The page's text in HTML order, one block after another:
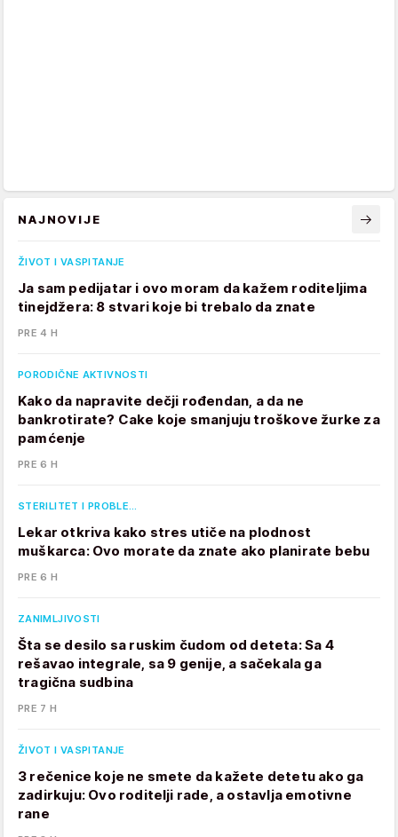
NAJNOVIJE
ŽIVOT I VASPITANJE
Ja sam pedijatar i ovo moram da kažem roditeljima
tinejdžera: 8 stvari koje bi trebalo da znate
PRE 4 H
PORODIČNE AKTIVNOSTI
Kako da napravite dečji rođendan, a da ne
bankrotirate? Cake koje smanjuju troškove žurke za
pamćenje
PRE 6 H
STERILITET I PROBLE…
Lekar otkriva kako stres utiče na plodnost
muškarca: Ovo morate da znate ako planirate bebu
PRE 6 H
ZANIMLJIVOSTI
Šta se desilo sa ruskim čudom od deteta: Sa 4
rešavao integrale, sa 9 genije, a sačekala ga
tragična sudbina
PRE 7 H
ŽIVOT I VASPITANJE
3 rečenice koje ne smete da kažete detetu ako ga
zadirkuju: Ovo roditelji rade, a ostavlja emotivne
rane